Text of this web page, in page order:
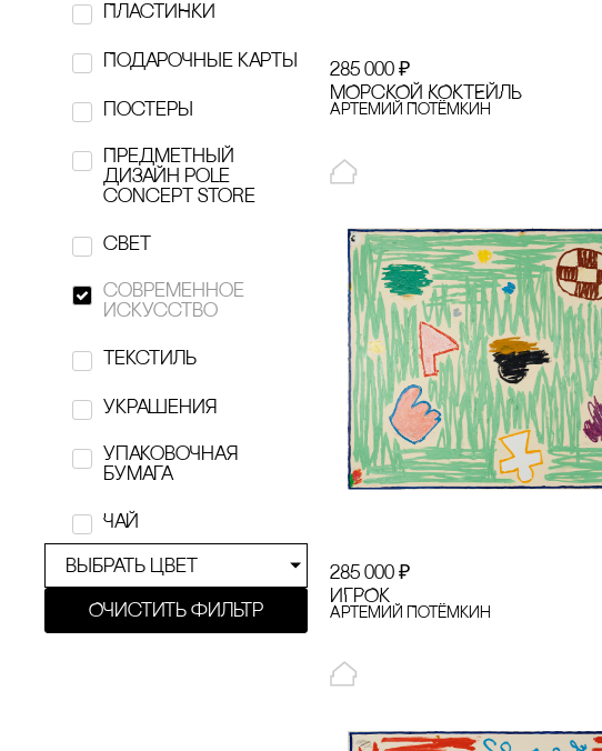
hi, dear
hronika:
Htonic ceramic
Individuum
KONOS
KÖTIOLLA
KRiVOKOSO
Lamp.e.e
Marvis
Masters
MUSE
ПЛАсТИНКИ
Подарочные карты
постеры
Предметный
дизайн pole
concept store
свет
современное
искусство
Текстиль
украшения
Упаковочная
бумага
Чай
выбрать цвет
Очистить фильтр
285 000 ₽
МОРсКОЙ КОКТЕЙЛЬ
Артемий Потёмкин
285 000 ₽
ИГРОК
Артемий Потёмкин